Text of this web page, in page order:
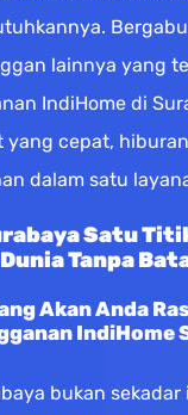
lainnya yang
IndiHome di
yang cepat,
dalam satu
Satu
Dunia Tanpa
Akan Anda
IndiHome
bukan